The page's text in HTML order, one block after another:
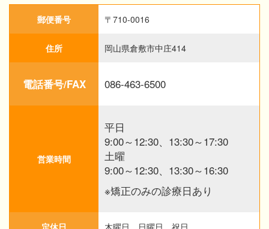
郵便番号 〒710-0016
住所 岡山県倉敷市中庄414
電話番号/FAX 086-463-6500
営業時間
平日
9:00～12:30、13:30～17:30
土曜
9:00～12:30、13:30～16:30
※矯正のみの診療日あり
定休日 木曜日、日曜日、祝日